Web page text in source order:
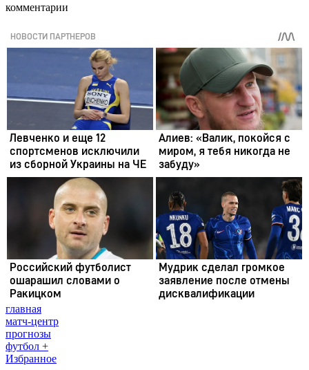
комментарии
главная
матч-центр
прогнозы
футбол +
Избранное